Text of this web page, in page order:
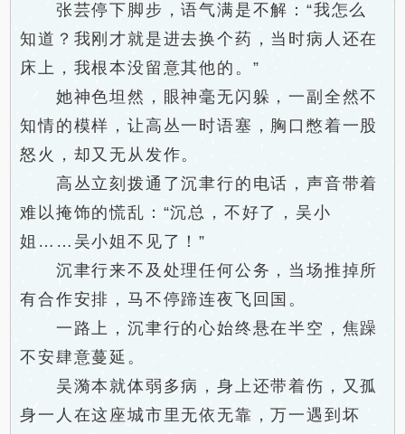
张芸停下脚步，语气满是不解：“我怎么
知道？我刚才就是进去换个药，当时病人还在
床上，我根本没留意其他的。”
她神色坦然，眼神毫无闪躲，一副全然不
知情的模样，让高丛一时语塞，胸口憋着一股
怒火，却又无从发作。
高丛立刻拨通了沉聿行的电话，声音带着
难以掩饰的慌乱：“沉总，不好了，吴小
姐……吴小姐不见了！”
沉聿行来不及处理任何公务，当场推掉所
有合作安排，马不停蹄连夜飞回国。
一路上，沉聿行的心始终悬在半空，焦躁
不安肆意蔓延。
吴漪本就体弱多病，身上还带着伤，又孤
身一人在这座城市里无依无靠，万一遇到坏